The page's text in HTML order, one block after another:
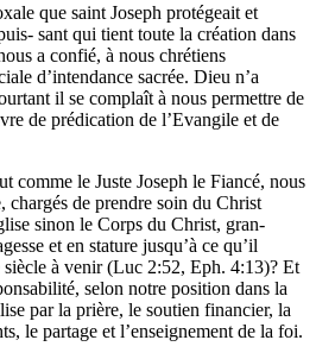
que saint Joseph protégeait et
sant qui tient toute la création dans
a confié, à nous chrétiens
d’intendance sacrée. Dieu n’a
il se complaît à nous permettre de
de prédication de l’Evangile et de
comme le Juste Joseph le Fiancé, nous
chargés de prendre soin du Christ
sinon le Corps du Christ, gran-
et en stature jusqu’à ce qu’il
siècle à venir (Luc 2:52, Eph. 4:13)? Et
selon notre position dans la
par la prière, le soutien financier, la
le partage et l’enseignement de la foi.